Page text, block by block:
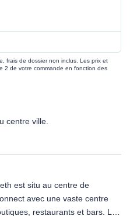
frais de dossier non inclus. Les prix et
2 de votre commande en fonction des
centre ville.
est situ au centre de
avec une vaste centre
restaurants et bars. Les